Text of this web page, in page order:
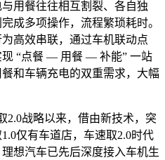
用餐往往相互割裂、各自独
成多项操作，流程繁琐耗时。
高效串联，通过车机联动点
“点餐 — 用餐 — 补能” 一站
和车辆充电的双重需求，大幅
2.0战略以来，借由新技术，突
仅有车道店，车速取2.0时代
想汽车已先后深度接入车机生